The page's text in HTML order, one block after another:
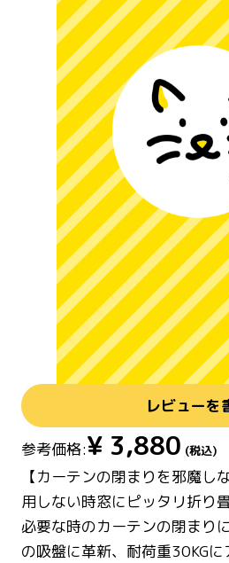
レビューを
参考価格:¥ 3,880 (税込)
【カーテンの閉まりを邪魔し
用しない時窓にピッタリ折り
必要な時のカーテンの閉まり
の吸盤に革新、耐荷重30KG